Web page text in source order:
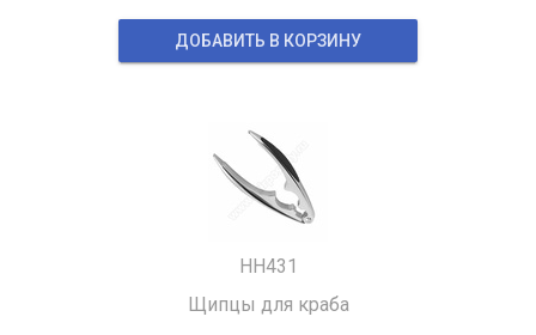
ДОБАВИТЬ В КОРЗИНУ
HH431
Щипцы для краба